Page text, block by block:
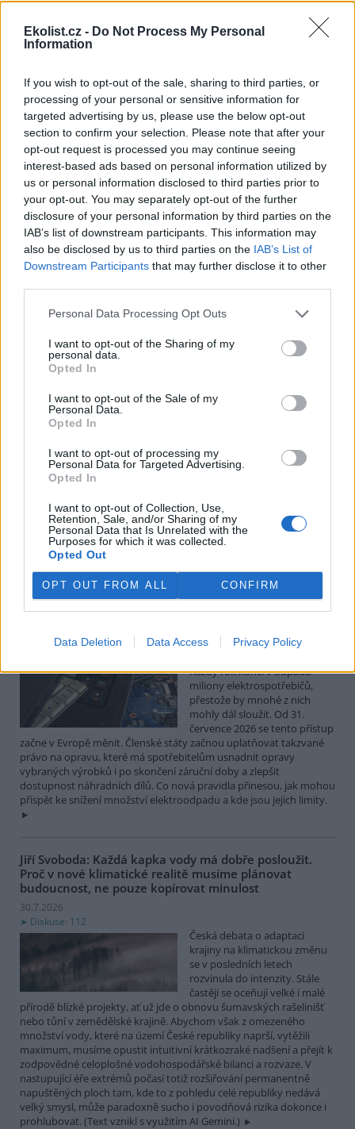
Ekolist.cz - Do Not Process My Personal
Information
If you wish to opt-out of the sale, sharing to third parties, or
processing of your personal or sensitive information for
targeted advertising by us, please use the below opt-out
section to confirm your selection. Please note that after your
opt-out request is processed you may continue seeing
interest-based ads based on personal information utilized by
us or personal information disclosed to third parties prior to
your opt-out. You may separately opt-out of the further
disclosure of your personal information by third parties on the
IAB’s list of downstream participants. This information may
also be disclosed by us to third parties on the IAB’s List of
Downstream Participants that may further disclose it to other
Personal Data Processing Opt Outs
I want to opt-out of the Sharing of my
personal data.
Opted In
I want to opt-out of the Sale of my
Personal Data.
Opted In
I want to opt-out of processing my
Personal Data for Targeted Advertising.
Opted In
I want to opt-out of Collection, Use,
Retention, Sale, and/or Sharing of my
Personal Data that Is Unrelated with the
Purposes for which it was collected.
Opted Out
OPT OUT FROM ALL CONFIRM
Data Deletion Data Access Privacy Policy
úřadu pro mořské dno (ISA),
kde měla své zastoupení i
jasně deklarovat, že snahy o nezákonnou hlubinnou těžbu
nebudou tolerovány.
Luboš Pavlovič: Veřejnost může do poloviny srpna
připomínkovat plavební kanál u Přelouče
3.8.2026
Diskuse: 16
Ministerstvo životního
prostředí oznámilo 14.
července 2026 zahájení
zjišťovacího řízení pro záměr
„Stupeň Přelouč II“ za asi 3,3
miliardy korun, který má prodloužit splavnost Labe o 23 kilometrů
do Pardubic. Veřejnost může své vyjádření k vlivům této stavby na
Kilian Kaminski: Evropa slibuje právo na opravu.
Budou ale opravy skutečně levnější?
Diskuse: 41
Členské státy nyní převádějí
legislativy. Podle společnosti
refurbed, evropským
marketplace s repasovanou elektronikou, však mohou i po
že pro spotřebitele bude stále výhodnější koupit nové zařízení.
Směrnice má přitom usnadnit opravy elektroniky i po skončení
záruční doby, zlepšit dostupnost náhradních dílů a zabránit
výrobcům, aby zásahy do zařízení zbytečně komplikovali nebo
znemožňovali. Nestanovuje však konkrétní cenový limit ani
způsob výpočtu ceny náhradních dílů a oprav.
31.7.2026
Každý rok končí v odpadu
miliony elektrospotřebičů,
přestože by mnohé z nich
mohly dál sloužit. Od 31.
července 2026 se tento přístup
začne v Evropě měnit. Členské státy začnou uplatňovat takzvané
právo na opravu, které má spotřebitelům usnadnit opravy
vybraných výrobků i po skončení záruční doby a zlepšit
dostupnost náhradních dílů. Co nová pravidla přinesou, jak mohou
přispět ke snížení množství elektroodpadu a kde jsou jejich limity.
Jiří Svoboda: Každá kapka vody má dobře posloužit.
Proč v nové klimatické realitě musíme plánovat
budoucnost, ne pouze kopírovat minulost
30.7.2026
Diskuse: 112
Česká debata o adaptaci
krajiny na klimatickou změnu
se v posledních letech
rozvinula do intenzity. Stále
častěji se oceňují velké i malé
přírodě blízké projekty, ať už jde o obnovu šumavských rašelinišť
nebo tůní v zemědělské krajině. Abychom však z omezeného
množství vody, které na území České republiky naprší, vytěžili
maximum, musíme opustit intuitivní krátkozraké nadšení a přejít k
zodpovědné celoplošné vodohospodářské bilanci a rozvaze. V
nastupující éře extrémů počasí totiž rozšiřování permanentně
napuštěných ploch tam, kde to z pohledu celé republiky nedává
velký smysl, může paradoxně sucho i povodňová rizika dokonce i
prohlubovat. (Text vznikl s využitím AI Gemini.)